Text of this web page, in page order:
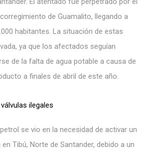
de Guamalito, llegando a
habitantes. La situación de estas
ya que los afectados seguían
de la falta de agua potable a causa de
a finales de abril de este año.
ilegales
se vio en la necesidad de activar un
Tibú, Norte de Santander, debido a un